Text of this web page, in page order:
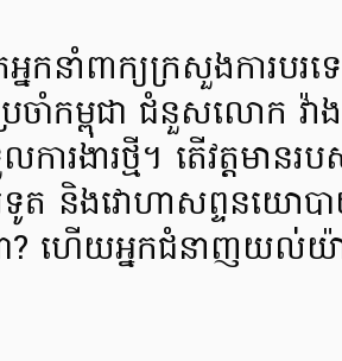
ាំពាក្យក្រសួងការបរទ
មីប្រចាំកម្ពុជា ជំនួសលោក
ងារថ្មី។ តើវត្តមានរប
ទូត និងវោហាសព្ទនយោប
ហើយអ្នកជំនាញយល់យ៉ា